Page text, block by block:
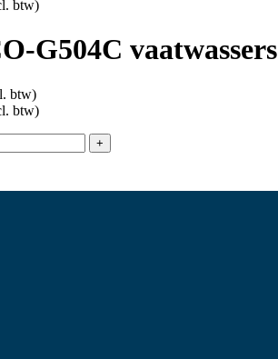
btw)
G504C vaatwassers
btw)
btw)